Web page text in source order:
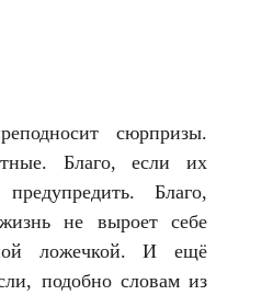
сюрпризы.
Благо, если их
Благо,
не выроет себе
ложечкой. И ещё
подобно словам из